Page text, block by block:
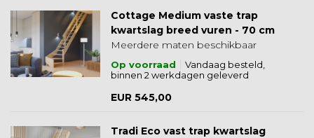
Cottage Medium vaste trap
kwartslag breed vuren - 70 cm
Meerdere maten beschikbaar
Op voorraad
Vandaag besteld,
binnen 2 werkdagen geleverd
EUR 545,00
Tradi Eco vast trap kwartslag